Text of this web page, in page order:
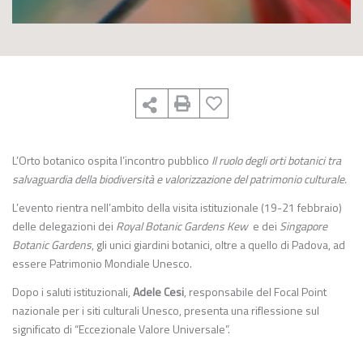
L’Orto botanico ospita l’incontro pubblico Il ruolo degli orti botanici tra
salvaguardia della biodiversità e valorizzazione del patrimonio culturale.
L’evento rientra nell’ambito della visita istituzionale (19-21 febbraio)
delle delegazioni dei Royal Botanic Gardens Kewe dei Singapore
Botanic Gardens, gli unici giardini botanici, oltre a quello di Padova, ad
essere Patrimonio Mondiale Unesco.
Dopo i saluti istituzionali,Adele Cesi, responsabile del Focal Point
nazionale per i siti culturali Unesco, presenta una riflessione sul
significato di “Eccezionale Valore Universale”.